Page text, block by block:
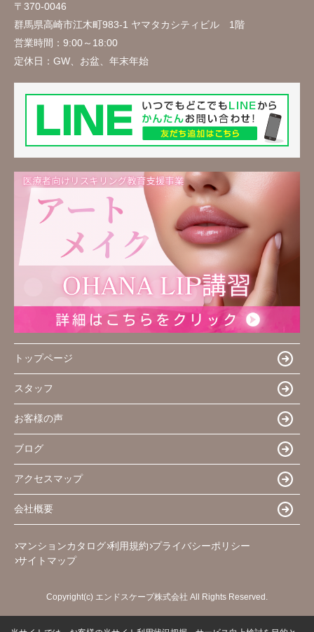
〒370-0046
群馬県高崎市江木町983-1 ヤマタカシティビル 1階
営業時間： 9:00～18:00
定休日： GW、お盆、年末年始
トップページ
スタッフ
お客様の声
ブログ
アクセスマップ
会社概要
マンションカタログ 利用規約 プライバシーポリシー
サイトマップ
Copyright(c) エンドスケープ株式会社 All Rights Reserved.